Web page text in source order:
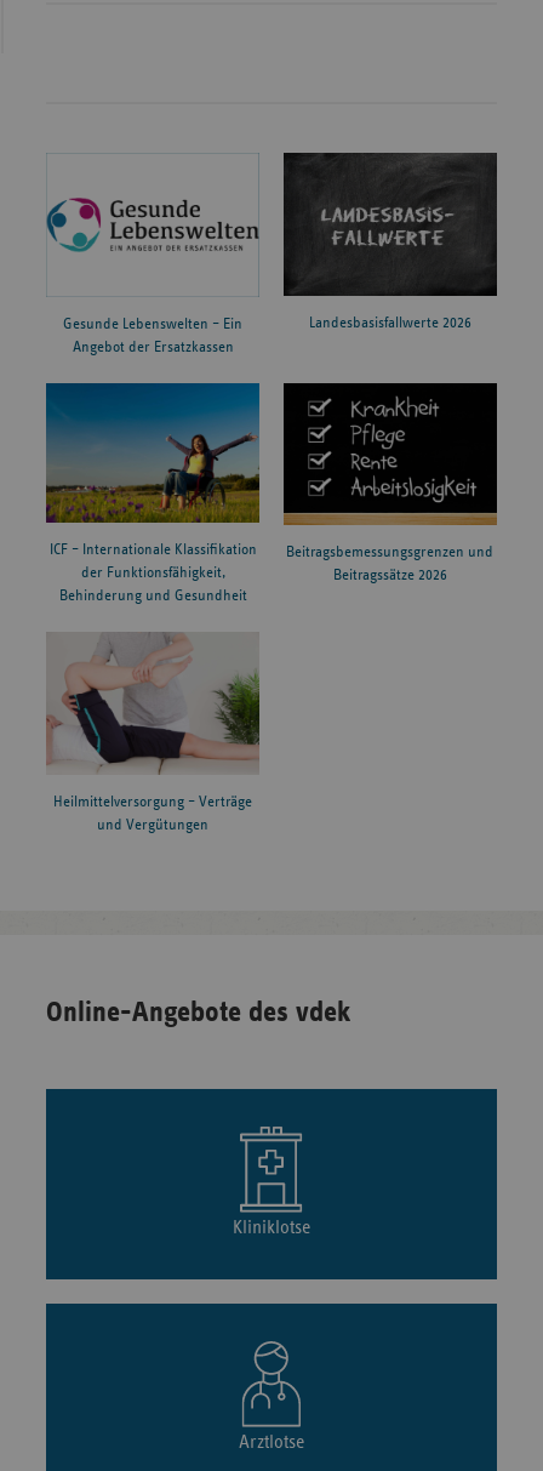
Gesunde Lebenswelten – Ein
Angebot der Ersatzkassen
Landesbasisfallwerte 2026
ICF – Internationale Klassifikation
der Funktionsfähigkeit,
Behinderung und Gesundheit
Beitragsbemessungsgrenzen und
Beitragssätze 2026
Heilmittelversorgung – Verträge
und Vergütungen
Online-Angebote des vdek
Kliniklotse
Arztlotse